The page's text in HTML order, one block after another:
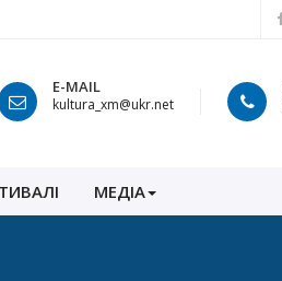
E-MAIL
kultura_xm@ukr.net
МЕДІА